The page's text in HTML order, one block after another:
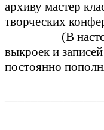
архиву мастер
творческих
(В
выкроек и
постоянно